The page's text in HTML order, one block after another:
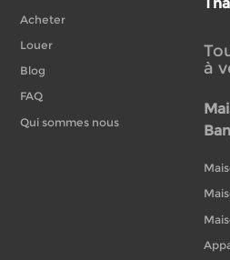
Acheter
Louer
Blog
FAQ
Qui sommes nous
à